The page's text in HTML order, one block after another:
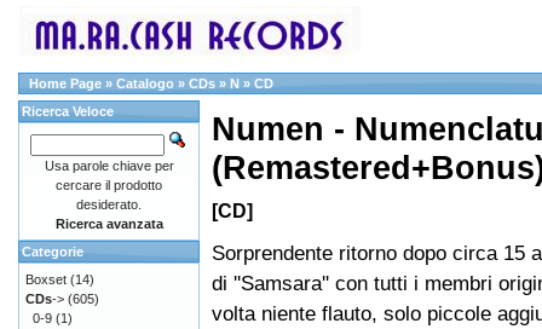
Home Page » Catalogo » CDs » N » CD
Numen -
[CD]
Sorprendente ritorno dopo circa 15
di ''Samsara'' con tutti i membri
volta niente flauto, solo piccole
Ricerca Veloce
Usa parole chiave per
cercare il prodotto
desiderato.
Ricerca avanzata
Categorie
Boxset (14)
CDs-> (605)
0-9 (1)